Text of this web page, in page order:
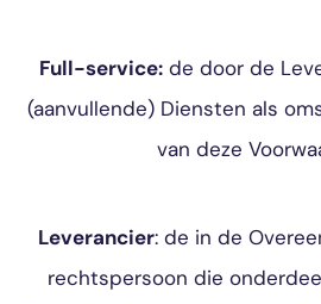
Full-service: de door de
(aanvullende) Diensten als
van deze
Leverancier: de in de
rechtspersoon die